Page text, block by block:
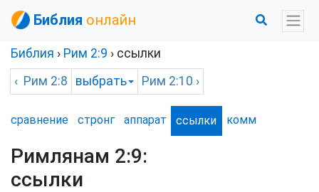
Библия онлайн
Библия › Рим 2:9 › ссылки
‹ Рим 2:8 выбрать Рим 2:10 ›
сравнение стронг аппарат ссылки комм
Римлянам 2:9:
ссылки